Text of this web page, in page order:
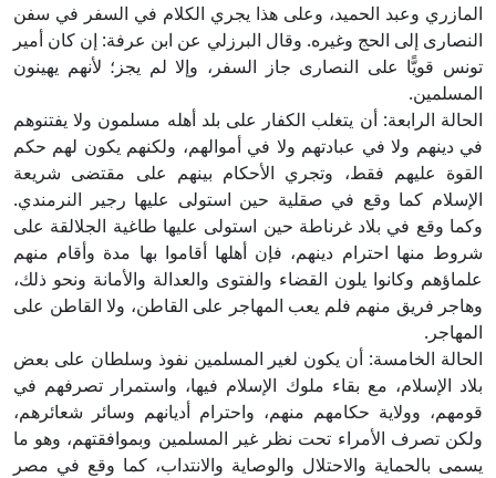
المازري وعبد الحميد، وعلى هذا يجري الكلام في السفر في سفن
النصارى إلى الحج وغيره. وقال البرزلي عن ابن عرفة: إن كان أمير
تونس قويًّا على النصارى جاز السفر، وإلا لم يجز؛ لأنهم يهينون
المسلمين.
الحالة الرابعة: أن يتغلب الكفار على بلد أهله مسلمون ولا يفتنوهم
في دينهم ولا في عبادتهم ولا في أموالهم، ولكنهم يكون لهم حكم
القوة عليهم فقط، وتجري الأحكام بينهم على مقتضى شريعة
الإسلام كما وقع في صقلية حين استولى عليها رجير النرمندي.
وكما وقع في بلاد غرناطة حين استولى عليها طاغية الجلالقة على
شروط منها احترام دينهم، فإن أهلها أقاموا بها مدة وأقام منهم
علماؤهم وكانوا يلون القضاء والفتوى والعدالة والأمانة ونحو ذلك،
وهاجر فريق منهم فلم يعب المهاجر على القاطن، ولا القاطن على
المهاجر.
الحالة الخامسة: أن يكون لغير المسلمين نفوذ وسلطان على بعض
بلاد الإسلام، مع بقاء ملوك الإسلام فيها، واستمرار تصرفهم في
قومهم، وولاية حكامهم منهم، واحترام أديانهم وسائر شعائرهم،
ولكن تصرف الأمراء تحت نظر غير المسلمين وبموافقتهم، وهو ما
يسمى بالحماية والاحتلال والوصاية والانتداب، كما وقع في مصر